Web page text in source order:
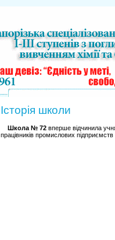
Історія школи
Школа № 72 вперше відчинила
працівників промислових